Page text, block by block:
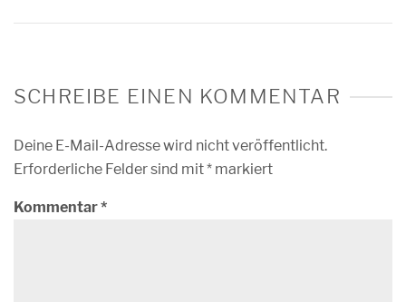
SCHREIBE EINEN KOMMENTAR
Deine E-Mail-Adresse wird nicht veröffentlicht.
Erforderliche Felder sind mit* markiert
Kommentar*